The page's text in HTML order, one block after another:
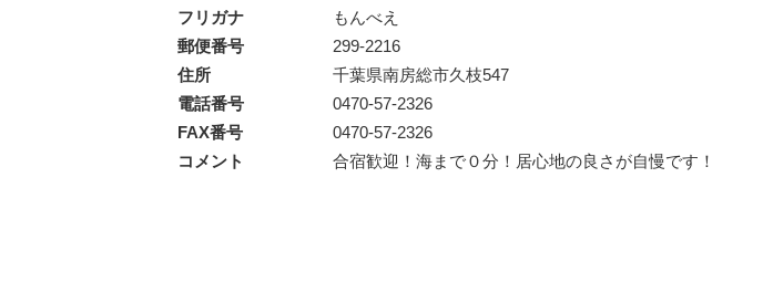
フリガナ
もんべえ
郵便番号
299-2216
住所
千葉県南房総市久枝547
電話番号
0470-57-2326
FAX番号
0470-57-2326
コメント
合宿歓迎！海まで０分！居心地の良さが自慢です！